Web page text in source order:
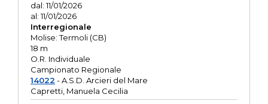
dal: 11/01/2026
al: 11/01/2026
Interregionale
Molise: Termoli (CB)
18 m
O.R. Individuale
Campionato Regionale
14022 - A.S.D. Arcieri del Mare
Capretti, Manuela Cecilia